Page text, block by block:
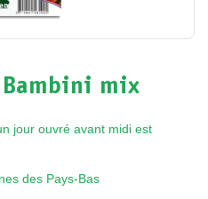
mix
jour ouvré avant midi est
des Pays-Bas